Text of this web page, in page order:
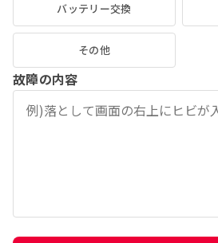
バッテリー交換
その他
故障の内容